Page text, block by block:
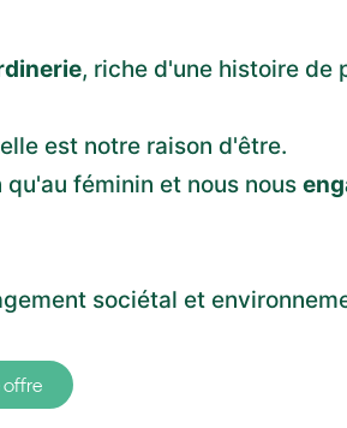
, riche d'une histoire de
est notre raison d'être.
qu'au féminin et nous nous
sociétal et
offre